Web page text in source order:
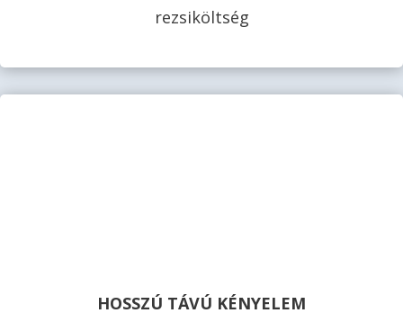
rezsiköltség
HOSSZÚ TÁVÚ KÉNYELEM